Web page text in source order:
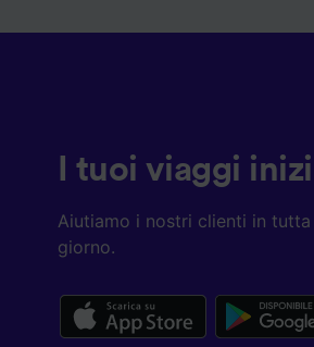
I tuoi viaggi
Aiutiamo i nostri clienti in
giorno.